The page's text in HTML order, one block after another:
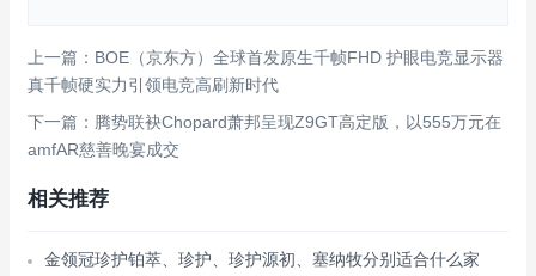
上一篇：BOE（京东方）全球首发原生千帧FHD 护眼电竞显示器
真千帧硬实力引领电竞高刷新时代
下一篇：腾势联袂Chopard萧邦呈现Z9GT高定版，以555万元在
amfAR慈善晚宴成交
相关推荐
金领冠珍护铂萃、珍护、珍护源初、塞纳牧分别适合什么家